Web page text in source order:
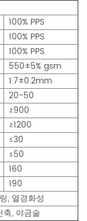
100% PPS
100% PPS
100% PPS
550±5% gsm
1.7±0.2mm
20-50
≥900
≥1200
≤30
≤50
160
190
, 열경화성
축, 야금술